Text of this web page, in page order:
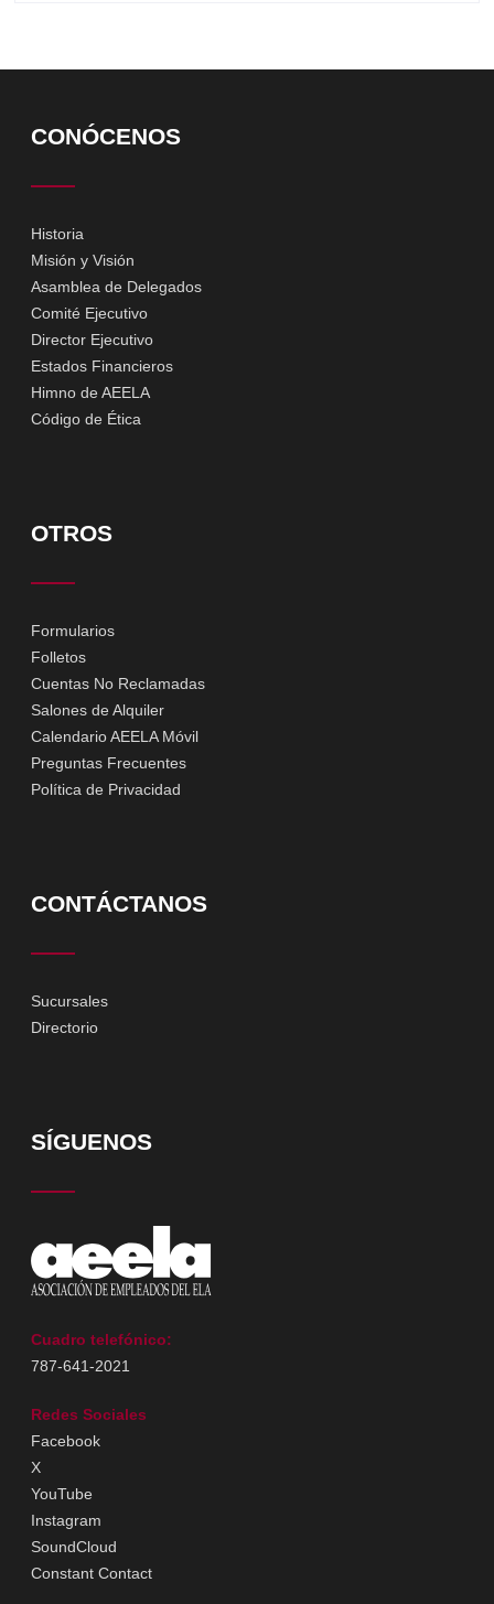
CONÓCENOS
Historia
Misión y Visión
Asamblea de Delegados
Comité Ejecutivo
Director Ejecutivo
Estados Financieros
Himno de AEELA
Código de Ética
OTROS
Formularios
Folletos
Cuentas No Reclamadas
Salones de Alquiler
Calendario AEELA Móvil
Preguntas Frecuentes
Política de Privacidad
CONTÁCTANOS
Sucursales
Directorio
SÍGUENOS
Cuadro telefónico:
787-641-2021
Redes Sociales
Facebook
X
YouTube
Instagram
SoundCloud
Constant Contact